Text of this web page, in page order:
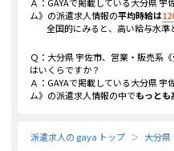
ム》 の派遣求人情報の平均時給は
全国的にみると、高い給与水準
Ｑ： 大分県 宇佐市、営業・販売系
はいくらですか？
Ａ：GAYAで掲載している大分県 宇
ム》 の派遣求人情報の中でもっとも
派遣求人の gaya トップ 大分県